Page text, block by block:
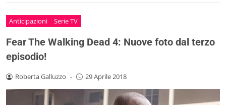
Anticipazioni Serie TV
Fear The Walking Dead 4: Nuove foto dal terzo
episodio!
Roberta Galluzzo - 29 Aprile 2018